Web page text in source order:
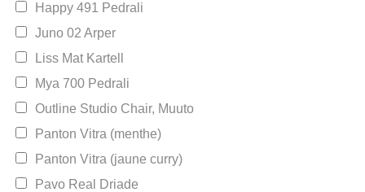
Happy 491 Pedrali
Juno 02 Arper
Liss Mat Kartell
Mya 700 Pedrali
Outline Studio Chair, Muuto
Panton Vitra (menthe)
Panton Vitra (jaune curry)
Pavo Real Driade